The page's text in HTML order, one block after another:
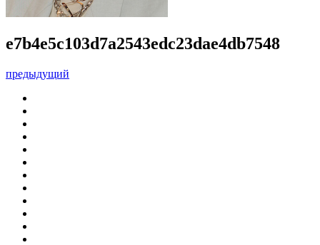
e7b4e5c103d7a2543edc23dae4db7548
предыдущий